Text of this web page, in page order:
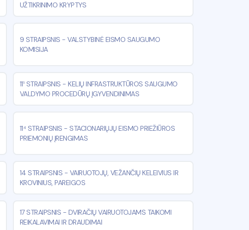
UŽTIKRINIMO KRYPTYS
9 STRAIPSNIS -VALSTYBINĖ EISMO SAUGUMO
KOMISIJA
11¹ STRAIPSNIS -KELIŲ INFRASTRUKTŪROS SAUGUMO
VALDYMO PROCEDŪRŲ ĮGYVENDINIMAS
11⁴ STRAIPSNIS - STACIONARIŲJŲ EISMO PRIEŽIŪROS
PRIEMONIŲ ĮRENGIMAS
14 STRAIPSNIS - VAIRUOTOJŲ, VEŽANČIŲ KELEIVIUS IR
KROVINIUS, PAREIGOS
17 STRAIPSNIS - DVIRAČIŲ VAIRUOTOJAMS TAIKOMI
REIKALAVIMAI IR DRAUDIMAI